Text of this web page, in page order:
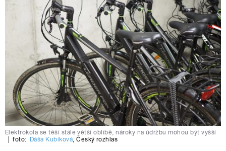
Elektrokola se těší stále větší oblibě, nároky na údržbu mohou být vyšší
foto: Dáša Kubíková,Český rozhlas